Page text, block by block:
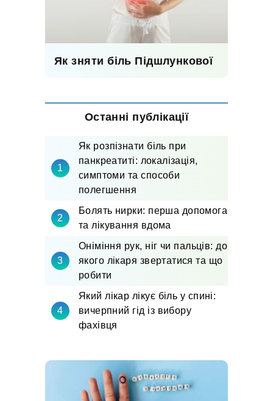
Як зняти біль Підшлункової
Останні публікації
Як розпізнати біль при
панкреатиті: локалізація,
симптоми та способи
полегшення
Болять нирки: перша допомога
та лікування вдома
Оніміння рук, ніг чи пальців: до
якого лікаря звертатися та що
робити
Який лікар лікує біль у спині:
вичерпний гід із вибору
фахівця